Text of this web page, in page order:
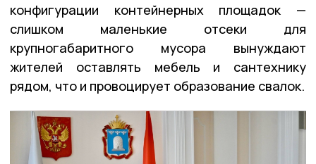
конфигурации контейнерных площадок —
слишком маленькие отсеки для
крупногабаритного мусора вынуждают
жителей оставлять мебель и сантехнику
рядом, что и провоцирует образование свалок.